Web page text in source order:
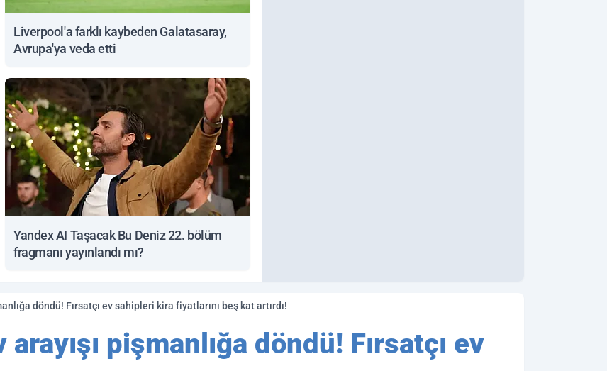
Liverpool'a farklı kaybeden Galatasaray,
Avrupa'ya veda etti
Yandex AI Taşacak Bu Deniz 22. bölüm
fragmanı yayınlandı mı?
döndü! Fırsatçı ev sahipleri kira fiyatlarını beş kat artırdı!
pişmanlığa döndü! Fırsatçı ev